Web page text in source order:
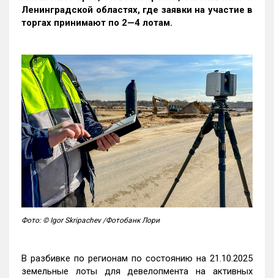
Ленинградской областях, где заявки на участие в
торгах принимают по 2—4 лотам.
Фото: © Igor Skripachev /Фотобанк Лори
В разбивке по регионам по состоянию на 21.10.2025
земельные лоты для девелопмента на активных